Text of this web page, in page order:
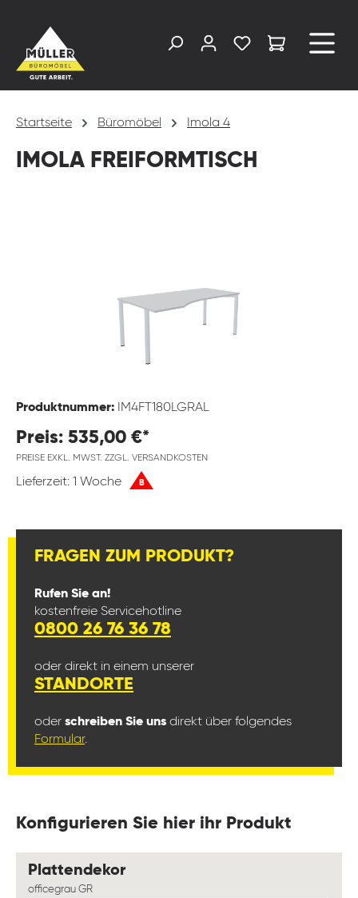
Startseite Büromöbel Imola 4
IMOLA FREIFORMTISCH
Produktnummer: IM4FT180LGRAL
Preis: 535,00 €*
PREISE EXKL. MWST. ZZGL. VERSANDKOSTEN
Lieferzeit: 1 Woche B
FRAGEN ZUM PRODUKT?
Rufen Sie an!
kostenfreie Servicehotline
0800 26 76 36 78
oder direkt in einem unserer
STANDORTE
oder schreiben Sie uns direkt über folgendes
Formular.
Konfigurieren Sie hier ihr Produkt
Plattendekorauswählen
officegrau GR